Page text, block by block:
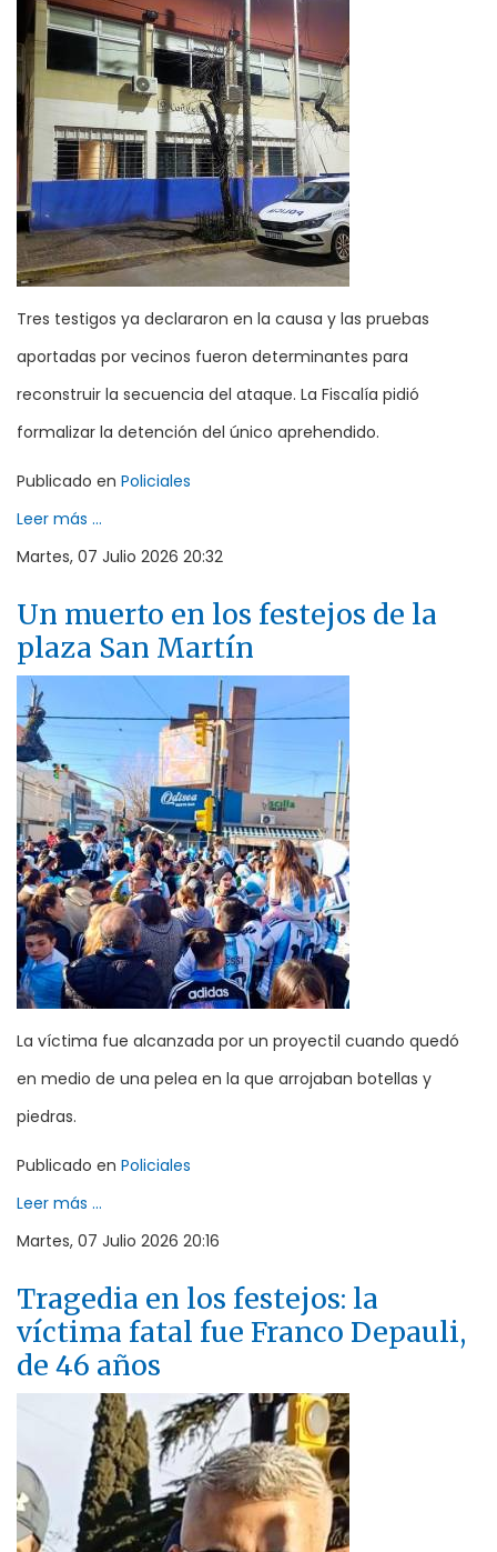
Tres testigos ya declararon en la causa y las pruebas
aportadas por vecinos fueron determinantes para
reconstruir la secuencia del ataque. La Fiscalía pidió
formalizar la detención del único aprehendido.
Publicado en Policiales
Leer más ...
Martes, 07 Julio 2026 20:32
Un muerto en los festejos de la
plaza San Martín
La víctima fue alcanzada por un proyectil cuando quedó
en medio de una pelea en la que arrojaban botellas y
piedras.
Publicado en Policiales
Leer más ...
Martes, 07 Julio 2026 20:16
Tragedia en los festejos: la
víctima fatal fue Franco Depauli,
de 46 años